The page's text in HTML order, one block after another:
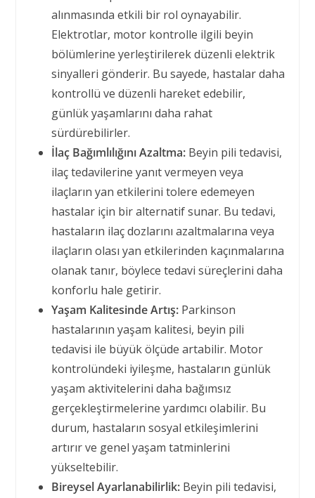
alınmasında etkili bir rol oynayabilir.
Elektrotlar, motor kontrolle ilgili beyin
bölümlerine yerleştirilerek düzenli elektrik
sinyalleri gönderir. Bu sayede, hastalar daha
kontrollü ve düzenli hareket edebilir,
günlük yaşamlarını daha rahat
sürdürebilirler.
İlaç Bağımlılığını Azaltma:Beyin pili tedavisi,
ilaç tedavilerine yanıt vermeyen veya
ilaçların yan etkilerini tolere edemeyen
hastalar için bir alternatif sunar. Bu tedavi,
hastaların ilaç dozlarını azaltmalarına veya
ilaçların olası yan etkilerinden kaçınmalarına
olanak tanır, böylece tedavi süreçlerini daha
konforlu hale getirir.
Yaşam Kalitesinde Artış:Parkinson
hastalarının yaşam kalitesi, beyin pili
tedavisi ile büyük ölçüde artabilir. Motor
kontrolündeki iyileşme, hastaların günlük
yaşam aktivitelerini daha bağımsız
gerçekleştirmelerine yardımcı olabilir. Bu
durum, hastaların sosyal etkileşimlerini
artırır ve genel yaşam tatminlerini
yükseltebilir.
Bireysel Ayarlanabilirlik:Beyin pili tedavisi,